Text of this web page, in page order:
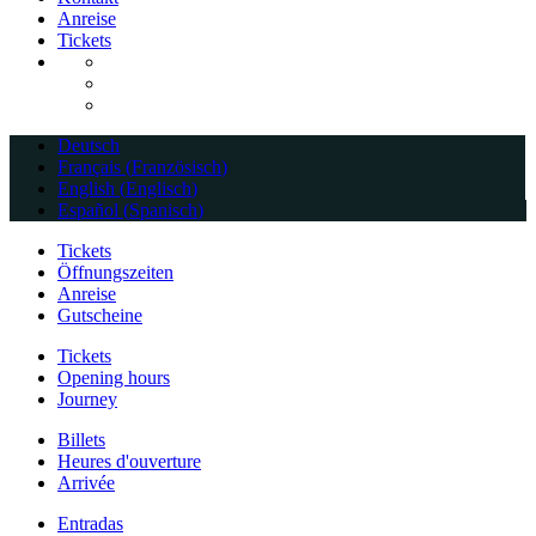
Anreise
Tickets
Deutsch
Français (Französisch)
English (Englisch)
Español (Spanisch)
Tickets
Öffnungszeiten
Anreise
Gutscheine
Tickets
Opening hours
Journey
Billets
Heures d'ouverture
Arrivée
Entradas